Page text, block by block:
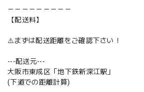
－－－－－－－－－
【配送料】
⚠️まずは配送距離をご確認下さい！
---配送元---
大阪市東成区「地下鉄新深江駅」
(下道での距離計算)